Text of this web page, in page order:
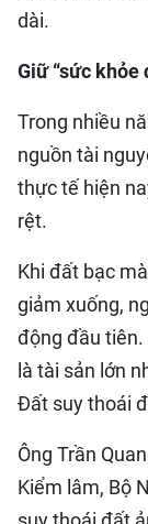
dài.
Giữ “sức
Trong nhiều
nguồn tài
thực tế hiện
rệt.
Khi đất bạc
giảm xuống,
động đầu tiên.
là tài sản lớn
Đất suy thoái
Ông Trần
Kiểm lâm, Bộ